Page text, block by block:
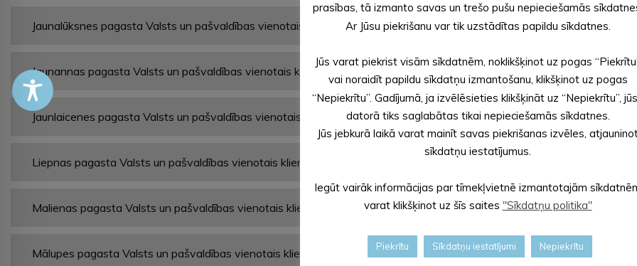
Jaunalūksnes pagasta Valsts un pašvaldības vienotais klientu apkalpošanas centrs
Jaunannas pagasta Valsts un pašvaldības vienotais klientu apkalpošanas centrs
Jaunlaicenes pagasta Valsts un pašvaldības vienotais klientu apkalpošanas centrs
Liepnas pagasta Valsts un pašvaldības vienotais klientu apkalpošanas centrs
Malienas pagasta Valsts un pašvaldības vienotais klientu apkalpošanas centrs
Mālupes pagasta Valsts un pašvaldības vienotais klientu apkalpošanas centrs
prasības, tā izmanto savas un trešo pušu nepieciešamās
Ar Jūsu piekrišanu var tik uzstādītas papildu sīkdatnes.
Jūs varat piekrist visām sīkdatnēm, noklikšķinot uz pogas
vai noraidīt papildu sīkdatņu izmantošanu, klikšķinot uz pogas
“Nepiekrītu”. Gadījumā, ja izvēlēsieties klikšķināt uz “Nepiekrītu”,
datorā tiks saglabātas tikai nepieciešamās sīkdatnes.
Jūs jebkurā laikā varat mainīt savas piekrišanas izvēles,
sīkdatņu iestatījumus.
Iegūt vairāk informācijas par tīmekļvietnē izmantotajām
varat klikšķinot uz šīs saites "Sīkdatņu politika"
Piekrītu Sīkdatņu iestatījumi Nepiekrītu